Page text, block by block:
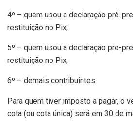
4º – quem usou a declaração pré-
restituição no Pix;
5º – quem usou a declaração pré-
restituição no Pix;
6º – demais contribuintes.
Para quem tiver imposto a pagar, o
cota (ou cota única) será em 30 de